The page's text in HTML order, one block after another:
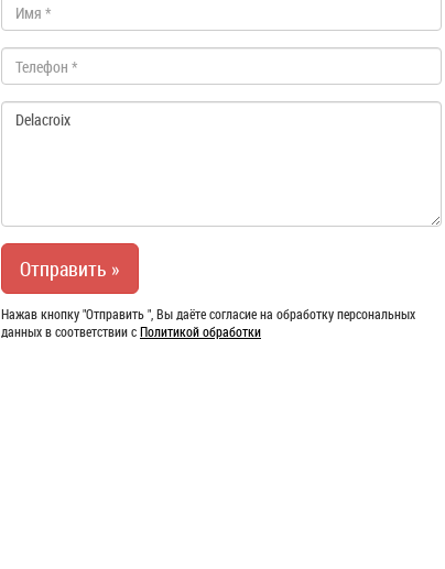
Нажав кнопку "Отправить ", Вы даёте согласие на обработку персональных
данных в соответствии сПолитикой обработки